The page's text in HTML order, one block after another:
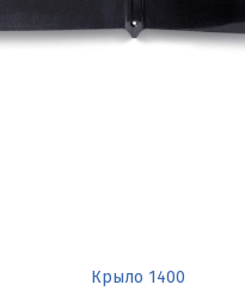
Крыло 1400